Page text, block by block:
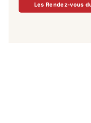
Les Rendez-vous